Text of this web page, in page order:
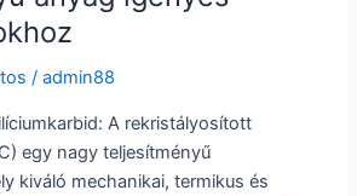
/admin88
A rekristályosított
egy nagy teljesítményű
kiváló mechanikai, termikus és